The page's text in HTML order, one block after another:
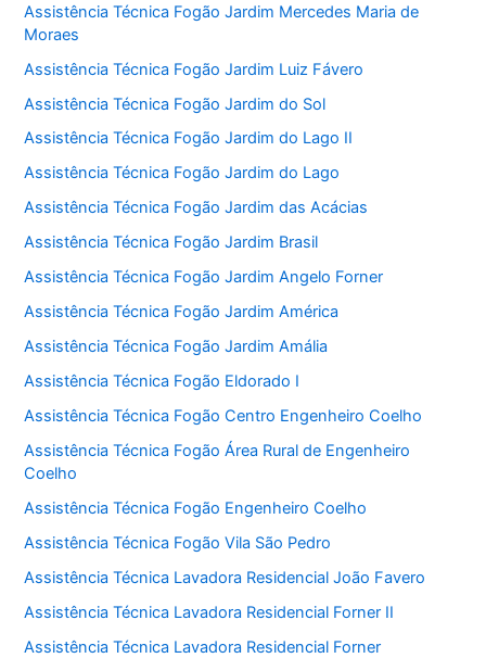
Assistência Técnica Fogão Jardim Mercedes Maria de
Moraes
Assistência Técnica Fogão Jardim Luiz Fávero
Assistência Técnica Fogão Jardim do Sol
Assistência Técnica Fogão Jardim do Lago II
Assistência Técnica Fogão Jardim do Lago
Assistência Técnica Fogão Jardim das Acácias
Assistência Técnica Fogão Jardim Brasil
Assistência Técnica Fogão Jardim Angelo Forner
Assistência Técnica Fogão Jardim América
Assistência Técnica Fogão Jardim Amália
Assistência Técnica Fogão Eldorado I
Assistência Técnica Fogão Centro Engenheiro Coelho
Assistência Técnica Fogão Área Rural de Engenheiro
Coelho
Assistência Técnica Fogão Engenheiro Coelho
Assistência Técnica Fogão Vila São Pedro
Assistência Técnica Lavadora Residencial João Favero
Assistência Técnica Lavadora Residencial Forner II
Assistência Técnica Lavadora Residencial Forner